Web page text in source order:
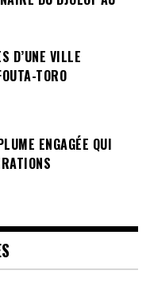
D’UNE VILLE
TORO
ENGAGÉE QUI